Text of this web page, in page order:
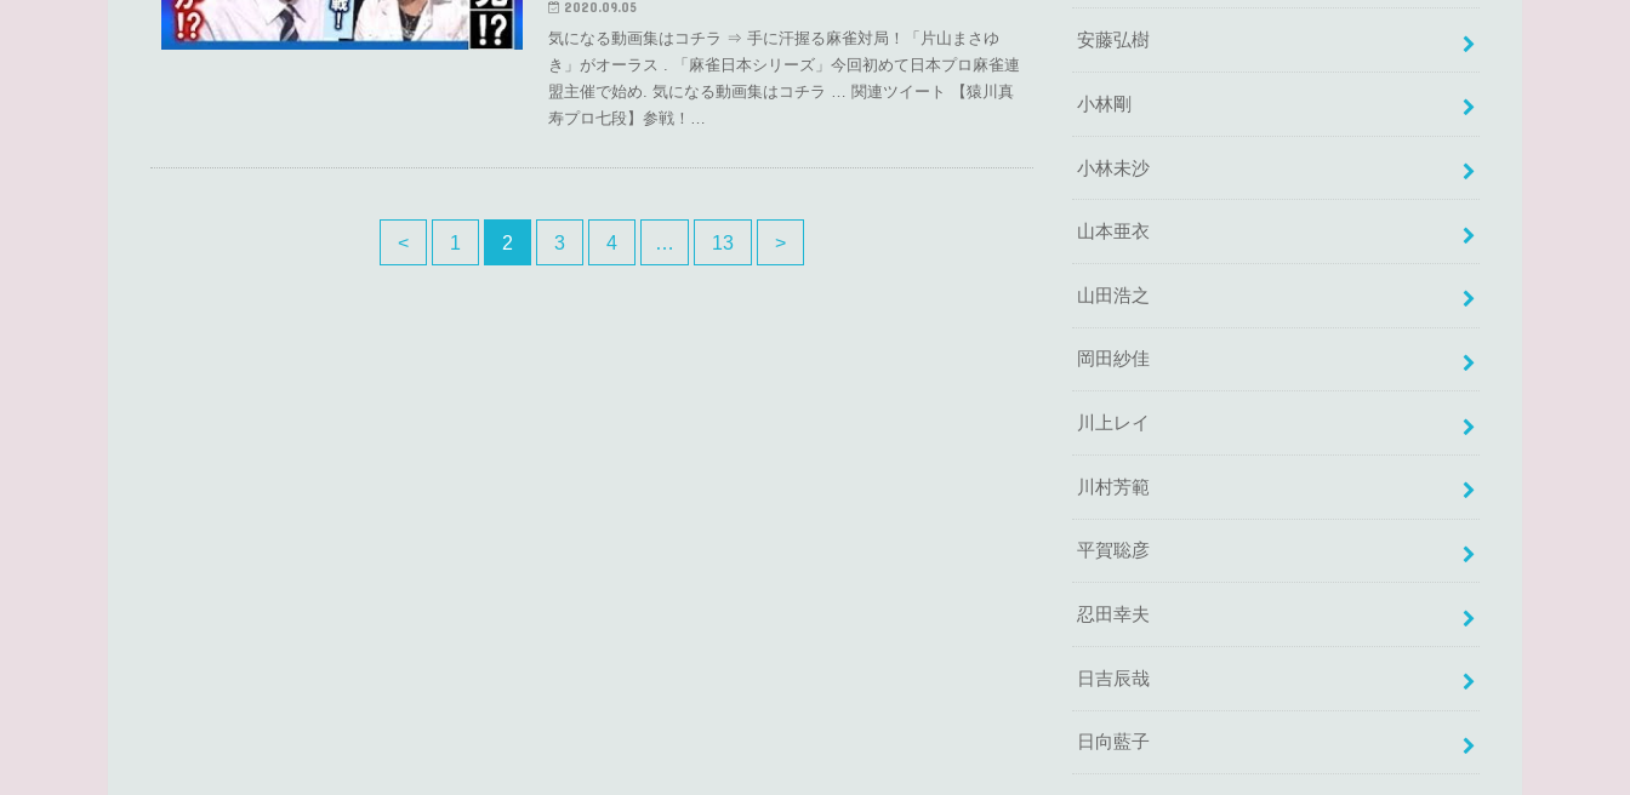
2020.09.05
気になる動画集はコチラ ⇒ 手に汗握る麻雀対局！「片山まさゆ
き」がオーラス . 「麻雀日本シリーズ」今回初めて日本プロ麻雀連
盟主催で始め. 気になる動画集はコチラ … 関連ツイート 【猿川真
寿プロ七段】参戦！…
< 1 2 3 4 … 13 >
安藤弘樹
小林剛
小林未沙
山本亜衣
山田浩之
岡田紗佳
川上レイ
川村芳範
平賀聡彦
忍田幸夫
日吉辰哉
日向藍子